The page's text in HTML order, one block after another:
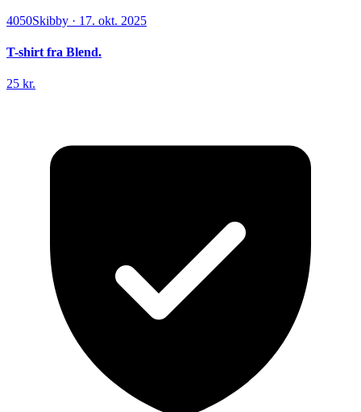
4050Skibby · 17. okt. 2025
T-shirt fra Blend.
25 kr.